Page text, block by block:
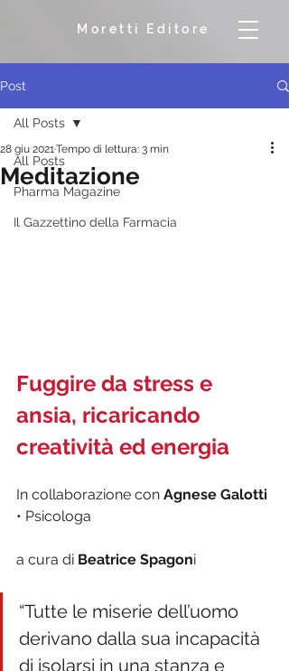
Moretti Editore
Post
All Posts
Pharma Magazine
Il Gazzettino della Farmacia
All Posts
Meditazione
28 giu 2021Tempo di lettura: 3 min
Fuggire da stress e
ansia, ricaricando
creatività ed energia
In collaborazione con Agnese Galotti
• Psicologa
a cura di Beatrice Spagoni
“Tutte le miserie dell’uomo
derivano dalla sua incapacità
di isolarsi in una stanza e